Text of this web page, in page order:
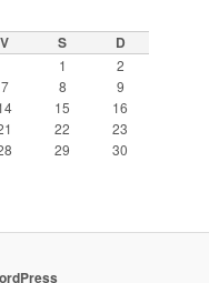
V S D
1
2
7 8
9
15
16
22
23
29
30